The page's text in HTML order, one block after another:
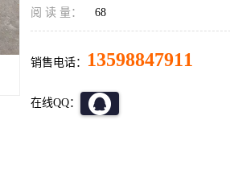
阅 读 量： 68
销售电话： 13598847911
在线QQ：